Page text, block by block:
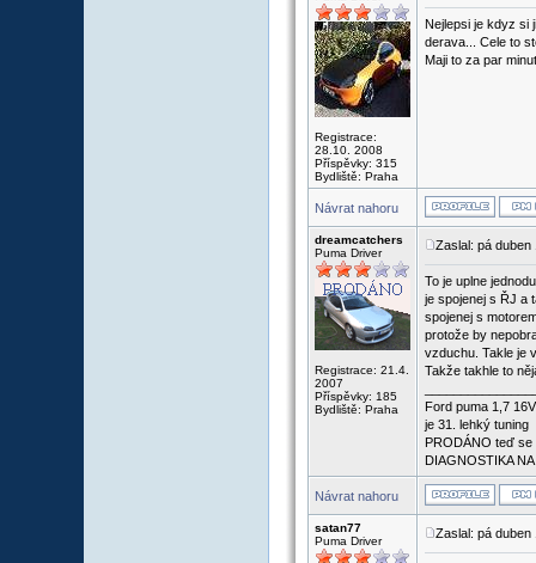
Registrace:
28.10. 2008
Příspěvky: 315
Bydliště: Praha
Nejlepsi je kdyz si
derava... Cele to
Maji to za par
Návrat nahoru
dreamcatchers
Puma Driver
Registrace: 21.4.
2007
Příspěvky: 185
Bydliště: Praha
Zaslal: pá duben
To je uplne
je spojenej s ŘJ a
spojenej s
protože by
vzduchu. Takle je
Takže takhle to
Ford puma 1,7
je 31. lehký tuning
PRODÁNO teď se
DIAGNOSTIKA
Návrat nahoru
satan77
Puma Driver
Zaslal: pá duben